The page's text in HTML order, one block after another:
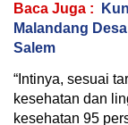
Baca Juga :
Malandang
Salem
“Intinya, sesuai
kesehatan dan
kesehatan 95